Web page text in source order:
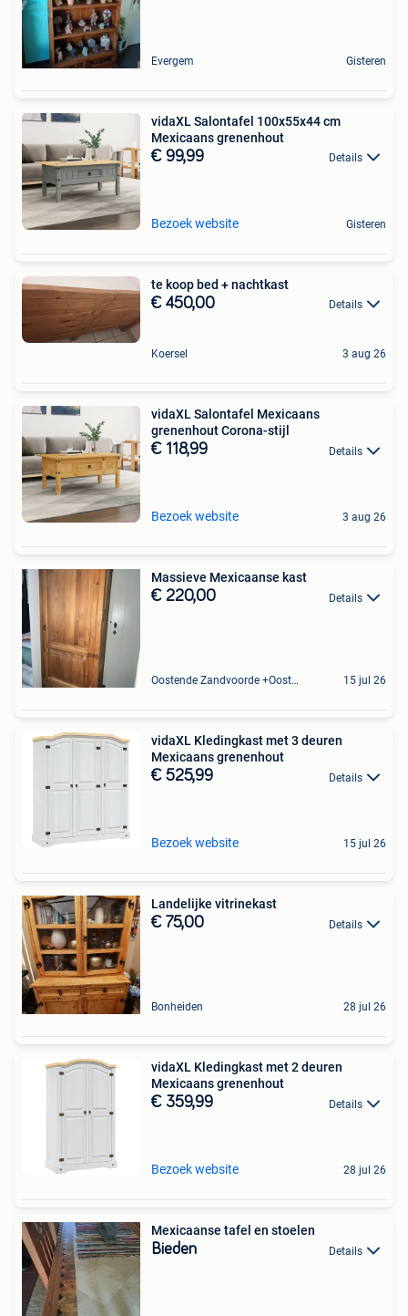
Evergem Gisteren
vidaXL Salontafel 100x55x44 cm
Mexicaans grenenhout
€ 99,99 Details
Bezoek website Gisteren
te koop bed + nachtkast
€ 450,00 Details
Koersel 3 aug 26
vidaXL Salontafel Mexicaans
grenenhout Corona-stijl
€ 118,99 Details
Bezoek website 3 aug 26
Massieve Mexicaanse kast
€ 220,00 Details
Oostende Zandvoorde +Oostende 15 jul 26
vidaXL Kledingkast met 3 deuren
Mexicaans grenenhout
€ 525,99 Details
Bezoek website 15 jul 26
Landelijke vitrinekast
€ 75,00 Details
Bonheiden 28 jul 26
vidaXL Kledingkast met 2 deuren
Mexicaans grenenhout
€ 359,99 Details
Bezoek website 28 jul 26
Mexicaanse tafel en stoelen
Bieden Details